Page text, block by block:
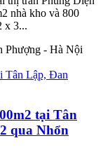
nhà kho và 800
x 3...
Phượng - Hà Nội
tại Tân
qua Nhổn